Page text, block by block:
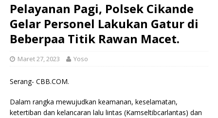
Pelayanan Pagi, Polsek Cikande
Gelar Personel Lakukan Gatur di
Beberpaa Titik Rawan Macet.
Maret 27, 2023 Yoso
Serang- CBB.COM.
Dalam rangka mewujudkan keamanan, keselamatan,
ketertiban dan kelancaran lalu lintas (Kamseltibcarlantas) dan